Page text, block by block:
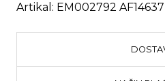
Artikal: EM002792 AF14637